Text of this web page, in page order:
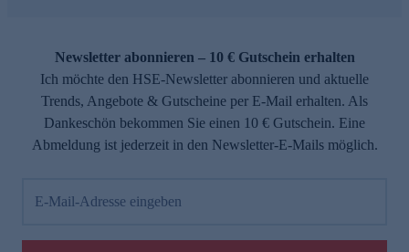
Newsletter abonnieren – 10 € Gutschein erhalten
Ich möchte den HSE-Newsletter abonnieren und aktuelle
Trends, Angebote & Gutscheine per E-Mail erhalten. Als
Dankeschön bekommen Sie einen 10 € Gutschein. Eine
Abmeldung ist jederzeit in den Newsletter-E-Mails möglich.
E-Mail-Adresse eingeben